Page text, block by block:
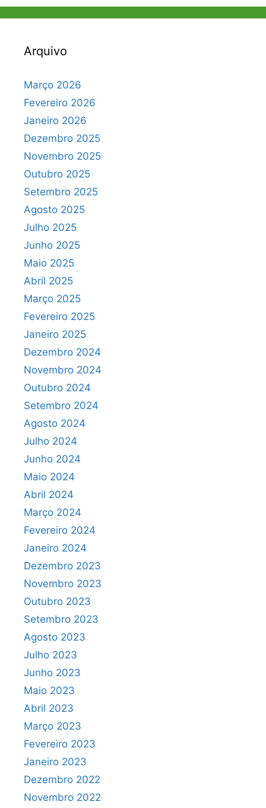
Arquivo
Março 2026
Fevereiro 2026
Janeiro 2026
Dezembro 2025
Novembro 2025
Outubro 2025
Setembro 2025
Agosto 2025
Julho 2025
Junho 2025
Maio 2025
Abril 2025
Março 2025
Fevereiro 2025
Janeiro 2025
Dezembro 2024
Novembro 2024
Outubro 2024
Setembro 2024
Agosto 2024
Julho 2024
Junho 2024
Maio 2024
Abril 2024
Março 2024
Fevereiro 2024
Janeiro 2024
Dezembro 2023
Novembro 2023
Outubro 2023
Setembro 2023
Agosto 2023
Julho 2023
Junho 2023
Maio 2023
Abril 2023
Março 2023
Fevereiro 2023
Janeiro 2023
Dezembro 2022
Novembro 2022